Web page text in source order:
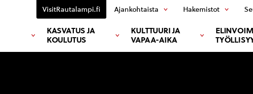
KASVATUS JA
KOULUTUS
KULTTUURI JA
VAPAA-AIKA
VisitRautalampi.fi Ajankohtaista Hakemistot